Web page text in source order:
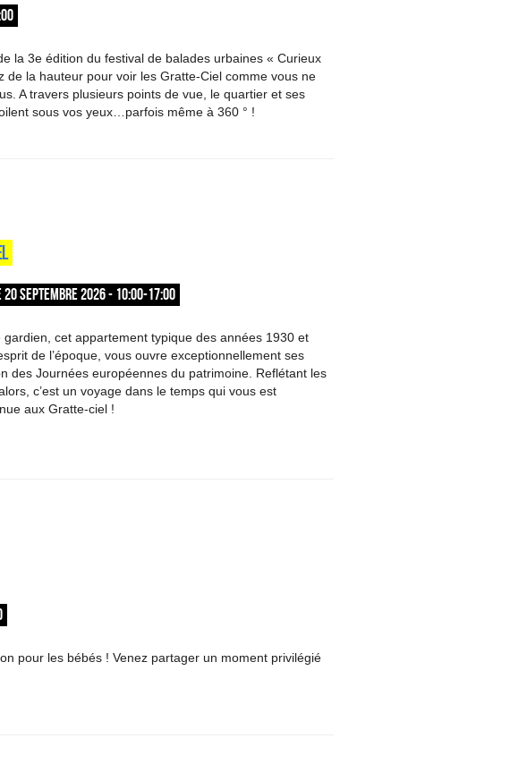
la 3e édition du festival de balades urbaines « Curieux
de la hauteur pour voir les Gratte-Ciel comme vous ne
A travers plusieurs points de vue, le quartier et ses
sous vos yeux…parfois même à 360 ° !
20 SEPTEMBRE 2026 - 10:00-17:00
gardien, cet appartement typique des années 1930 et
de l’époque, vous ouvre exceptionnellement ses
des Journées européennes du patrimoine. Reflétant les
c’est un voyage dans le temps qui vous est
aux Gratte-ciel !
pour les bébés ! Venez partager un moment privilégié